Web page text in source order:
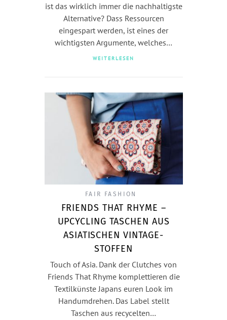
ist das wirklich immer die nachhaltigste
Alternative? Dass Ressourcen
eingespart werden, ist eines der
wichtigsten Argumente, welches…
WEITERLESEN
FAIR FASHION
FRIENDS THAT RHYME –
UPCYCLING TASCHEN AUS
ASIATISCHEN VINTAGE-
STOFFEN
Touch of Asia. Dank der Clutches von
Friends That Rhyme komplettieren die
Textilkünste Japans euren Look im
Handumdrehen. Das Label stellt
Taschen aus recycelten…